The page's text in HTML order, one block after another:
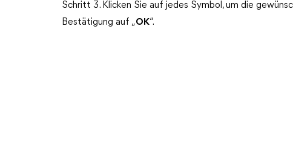
Schritt 3. Klicken Sie auf jedes Symbol, um die
Bestätigung auf „OK“.